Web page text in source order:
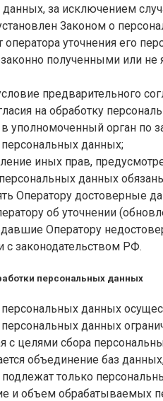
за исключением
Законом о
оператора уточнения его
полученными или
предварительного
на обработку
уполномоченный орган по
персональных данных;
иных прав,
данных
Оператору достоверные
об уточнении
Оператору
с законодательством РФ.
персональных данных
персональных данных
персональных данных
с целями сбора
объединение баз
подлежат только
и объем обрабатываемых